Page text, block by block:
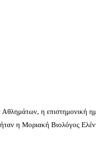
η επιστημονική
η Μοριακή Βιολόγος